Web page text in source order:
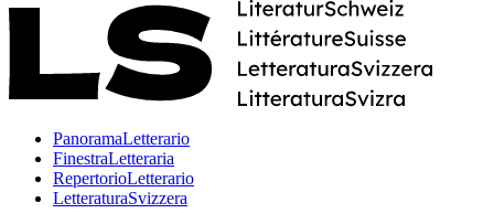
PanoramaLetterario
FinestraLetteraria
RepertorioLetterario
LetteraturaSvizzera